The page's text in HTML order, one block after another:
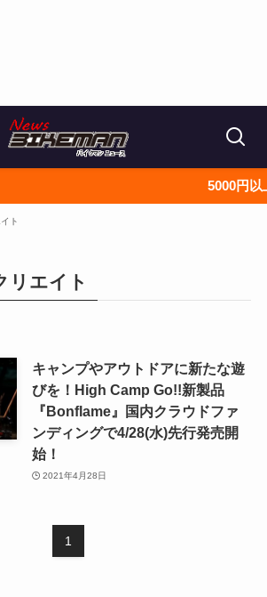
5000円以上で
ト
リエイト
キャンプやアウトドアに新たな遊
びを！High Camp Go!!新製品
『Bonflame』国内クラウドファ
ンディングで4/28(水)先行発売開
始！
2021年4月28日
1